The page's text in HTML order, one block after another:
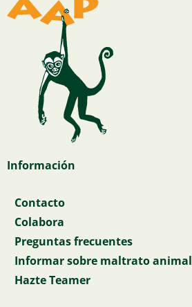
Información
Contacto
Colabora
Preguntas frecuentes
Informar sobre maltrato animal
Hazte Teamer